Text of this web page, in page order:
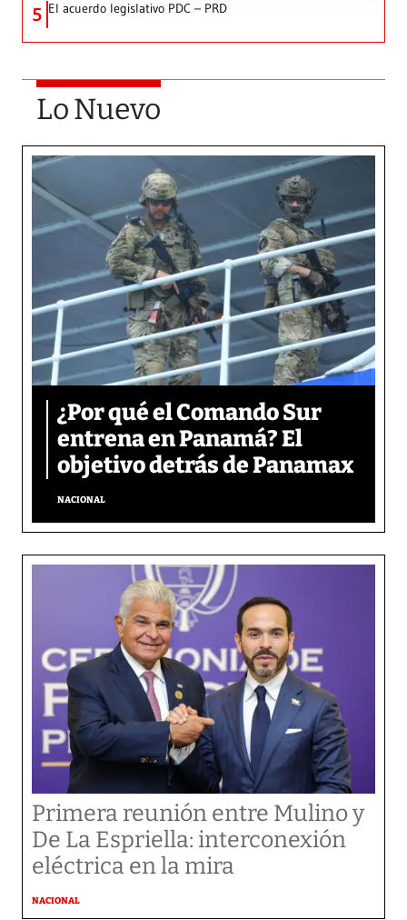
5 El acuerdo legislativo PDC – PRD
Lo Nuevo
¿Por qué el Comando Sur
entrena en Panamá? El
objetivo detrás de Panamax
NACIONAL
Primera reunión entre Mulino y
De La Espriella: interconexión
eléctrica en la mira
NACIONAL